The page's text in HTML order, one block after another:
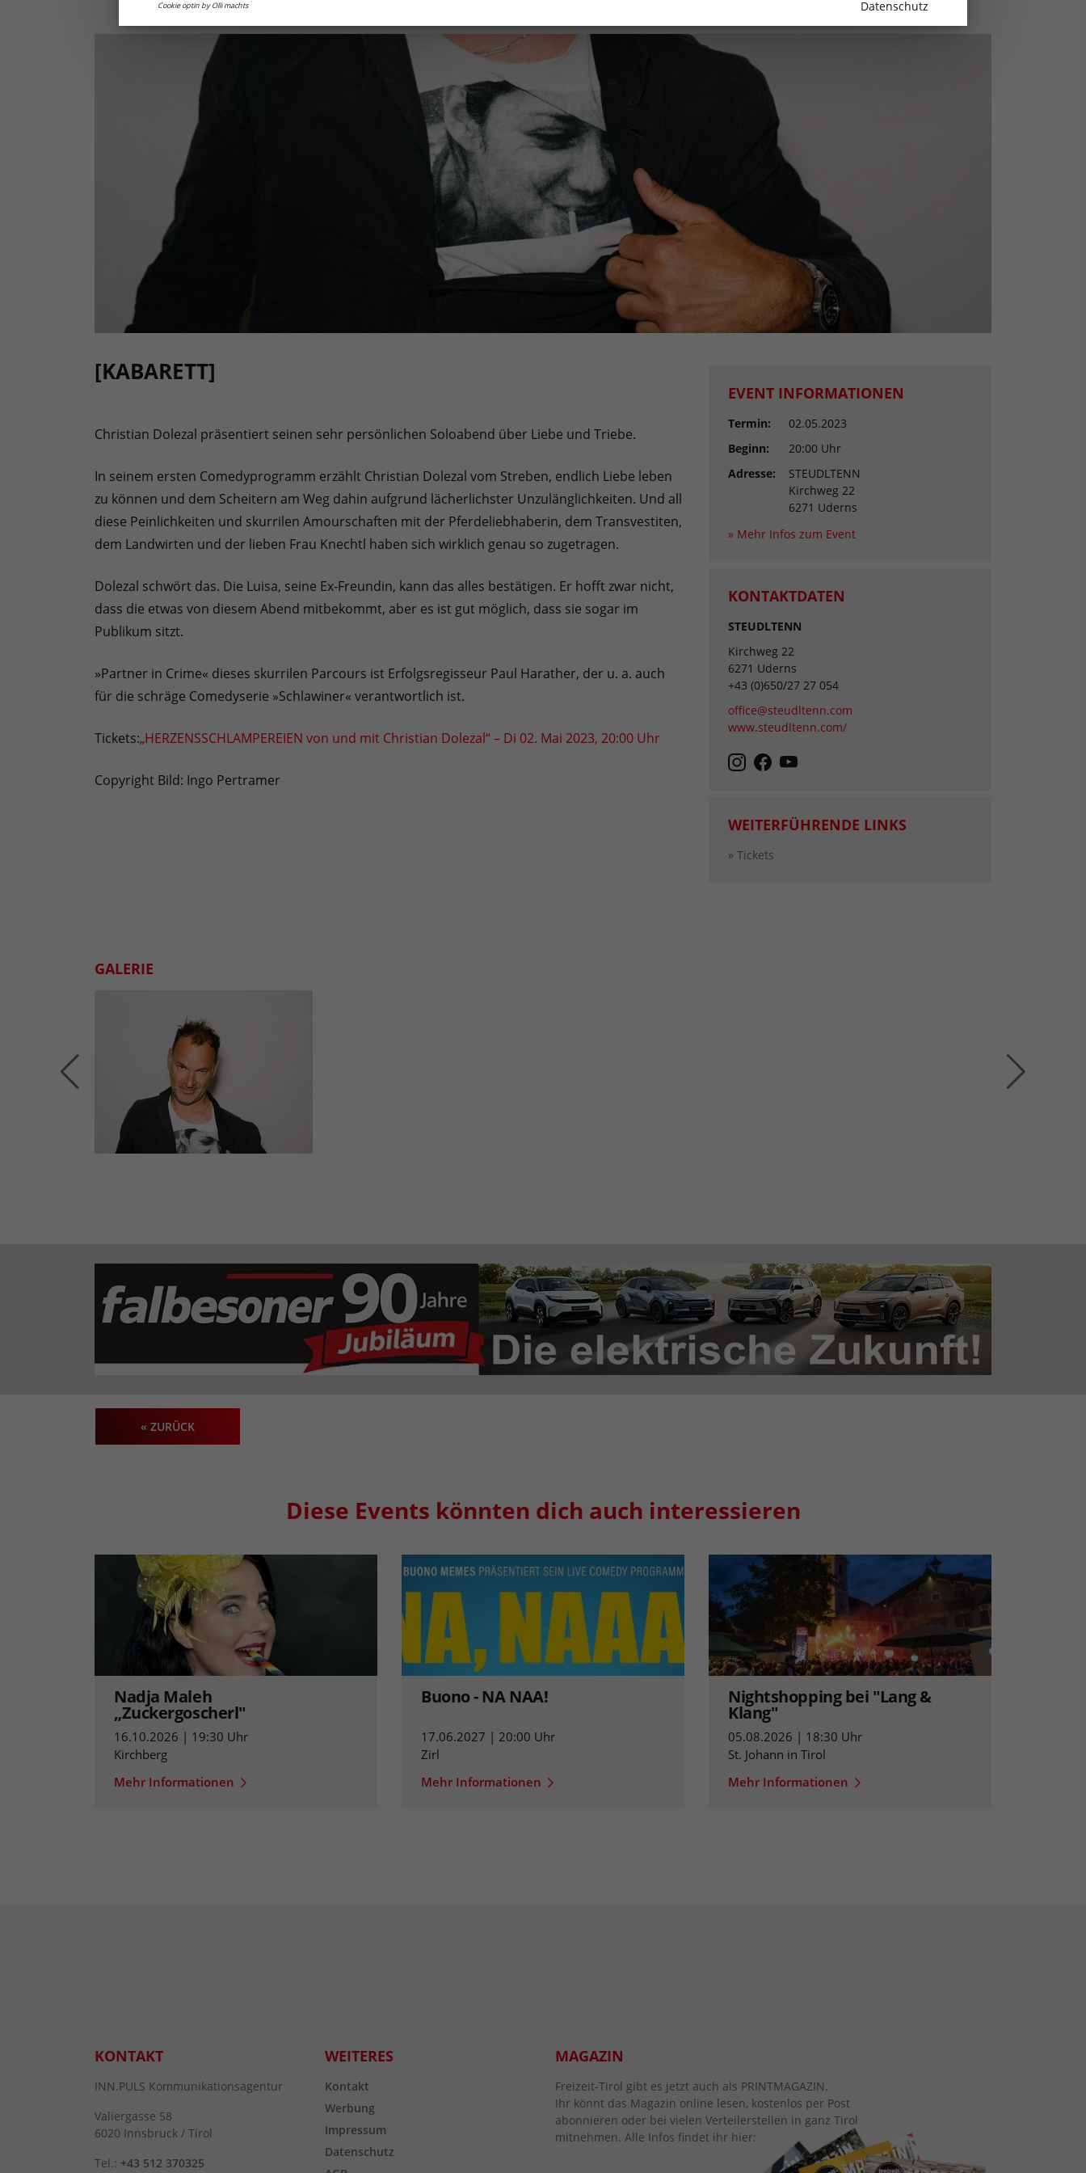
[KABARETT]
Christian Dolezal präsentiert seinen sehr persönlichen Soloabend über Liebe und Triebe.
In seinem ersten Comedyprogramm erzählt Christian Dolezal vom Streben, endlich Liebe leben
zu können und dem Scheitern am Weg dahin aufgrund lächerlichster Unzulänglichkeiten. Und all
diese Peinlichkeiten und skurrilen Amourschaften mit der Pferdeliebhaberin, dem Transvestiten,
dem Landwirten und der lieben Frau Knechtl haben sich wirklich genau so zugetragen.
Dolezal schwört das. Die Luisa, seine Ex-Freundin, kann das alles bestätigen. Er hofft zwar nicht,
dass die etwas von diesem Abend mitbekommt, aber es ist gut möglich, dass sie sogar im
Publikum sitzt.
»Partner in Crime« dieses skurrilen Parcours ist Erfolgsregisseur Paul Harather, der u. a. auch
für die schräge Comedyserie »Schlawiner« verantwortlich ist.
Tickets:„HERZENSSCHLAMPEREIEN von und mit Christian Dolezal“ – Di 02. Mai 2023, 20:00 Uhr
Copyright Bild: Ingo Pertramer
EVENT INFORMATIONEN
Termin:
02.05.2023
Beginn:
20:00 Uhr
Adresse:
STEUDLTENN
Kirchweg 22
6271 Uderns
» Mehr Infos zum Event
KONTAKTDATEN
STEUDLTENN
Kirchweg 22
6271 Uderns
+43 (0)650/27 27 054
office@steudltenn.com
www.steudltenn.com/
WEITERFÜHRENDE LINKS
» Tickets
GALERIE
« ZURÜCK
Diese Events könnten dich auch interessieren
Nadja Maleh
„Zuckergoscherl"
16.10.2026 | 19:30 Uhr
Kirchberg
Mehr Informationen
Buono - NA NAA!
17.06.2027 | 20:00 Uhr
Zirl
Mehr Informationen
Nightshopping bei "Lang &
Klang"
05.08.2026 | 18:30 Uhr
St. Johann in Tirol
Mehr Informationen
KONTAKT
INN.PULS Kommunikationsagentur
Valiergasse 58
6020 Innsbruck / Tirol
Tel.: +43 512 370325
WEITERES
Kontakt
Werbung
Impressum
Datenschutz
MAGAZIN
Freizeit-Tirol gibt es jetzt auch als PRINTMAGAZIN.
Ihr könnt das Magazin online lesen, kostenlos per Post
abonnieren oder bei vielen Verteilerstellen in ganz Tirol
mitnehmen. Alle Infos findet ihr hier:
Cookie optin by Olli machts Datenschutz